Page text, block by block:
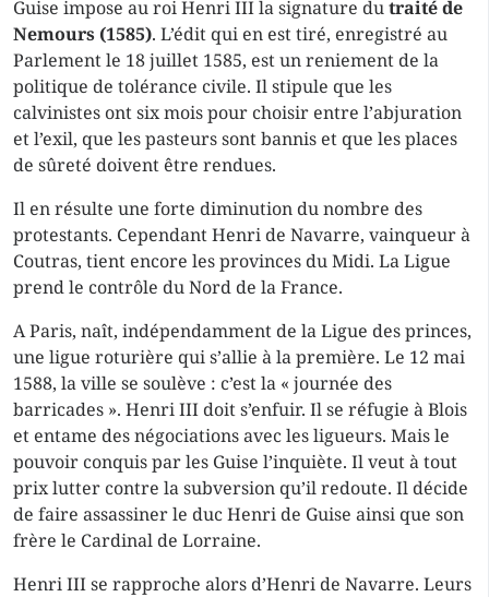
Guise impose au roi Henri III la signature dutraité de
Nemours (1585). L’édit qui en est tiré, enregistré au
Parlement le 18 juillet 1585, est un reniement de la
politique de tolérance civile. Il stipule que les
calvinistes ont six mois pour choisir entre l’abjuration
et l’exil, que les pasteurs sont bannis et que les places
de sûreté doivent être rendues.
Il en résulte une forte diminution du nombre des
protestants. Cependant Henri de Navarre, vainqueur à
Coutras, tient encore les provinces du Midi. La Ligue
prend le contrôle du Nord de la France.
A Paris, naît, indépendamment de la Ligue des princes,
une ligue roturière qui s’allie à la première. Le 12 mai
1588, la ville se soulève : c’est la « journée des
barricades ». Henri III doit s’enfuir. Il se réfugie à Blois
et entame des négociations avec les ligueurs. Mais le
pouvoir conquis par les Guise l’inquiète. Il veut à tout
prix lutter contre la subversion qu’il redoute. Il décide
de faire assassiner le duc Henri de Guise ainsi que son
frère le Cardinal de Lorraine.
Henri III se rapproche alors d’Henri de Navarre. Leurs